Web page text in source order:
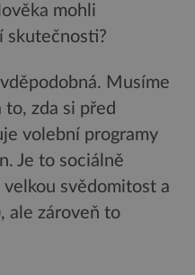
mohli
skutečnosti?
Musíme
zda si před
volební programy
Je to sociálně
svědomitost a
ale zároveň to